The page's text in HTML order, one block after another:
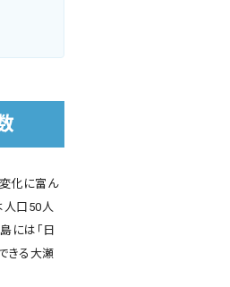
化に富ん
人口50人
には「日
きる大瀬